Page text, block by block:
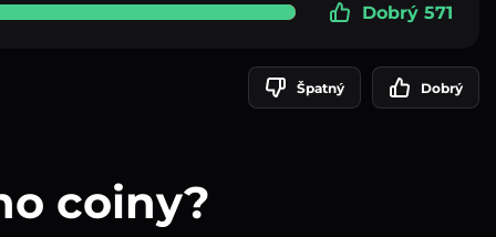
Dobrý 571
Špatný Dobrý
coiny?